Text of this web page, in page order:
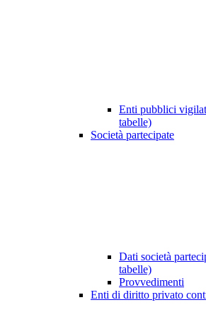
Enti pubblici
tabelle)
Società partecipate
Dati società
tabelle)
Provvedimenti
Enti di diritto privato